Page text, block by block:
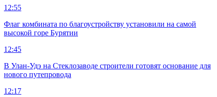
12:55
Флаг комбината по благоустройству установили на самой
высокой горе Бурятии
12:45
В Улан-Удэ на Стеклозаводе строители готовят основание для
нового путепровода
12:17